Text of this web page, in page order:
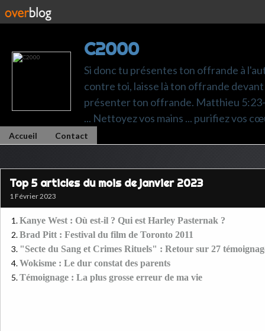
C2000
Si donc tu présentes ton offrande à
contre toi, laisse là ton offrande
présenter ton offrande. Matthieu 5:23-
... Nettoyez vos mains ... purifiez vos
Accueil Contact
Top 5 articles du mois de janvier 2023
1 Février 2023
Kanye West : Où est-il ? Qui est Harley Pasternak ?
Brad Pitt : Festival du film de Toronto 2011
"Secte du Sang et Crimes Rituels" : Retour sur 27
Wokisme : Le dur constat des parents
Témoignage : La plus grosse erreur de ma vie